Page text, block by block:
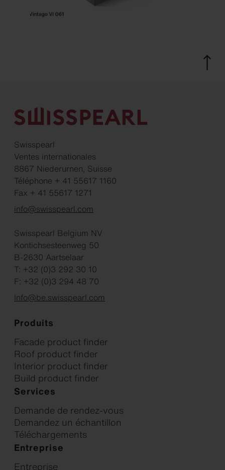
Swisspearl
Ventes internationales
8867 Niederurnen, Suisse
Téléphone + 41 55617 1160
Fax + 41 55617 1271
info@swisspearl.com
Swisspearl Belgium NV
Kontichsesteenweg 50
B-2630 Aartselaar
T: +32 (0)3 292 30 10
F: +32 (0)3 294 48 70
Info@be.swisspearl.com
Produits
Facade product finder
Roof product finder
Interior product finder
Build product finder
Services
Demande de rendez-vous
Demandez un échantillon
Téléchargements
Entreprise
Entreprise